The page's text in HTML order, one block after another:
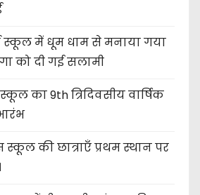
स्कूल में धूम धाम से मनाया गया
को दी गई सलामी
का 9th त्रिदिवसीय वार्षिक
की छात्र‌ाएँ प्रथम स्थान पर